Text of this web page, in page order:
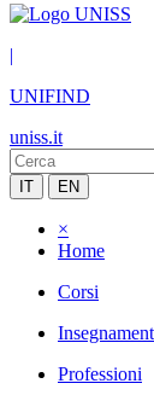
|
UNIFIND
uniss.it
IT EN
×
Home
Corsi
Professioni